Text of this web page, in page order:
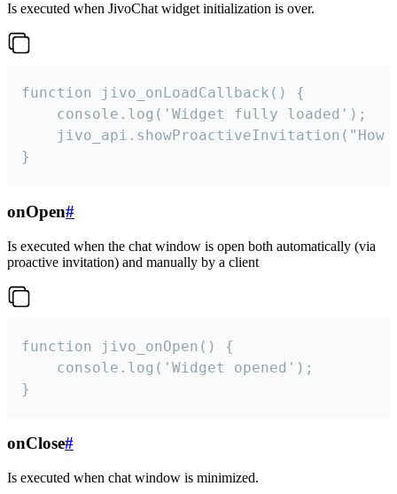
Is executed when JivoChat widget initialization is over.
function jivo_onLoadCallback() {
    console.log('Widget fully loaded');
jivo_api.showProactiveInvitation("How
}
onOpen#
Is executed when the chat window is open both automatically (via
proactive invitation) and manually by a client
function jivo_onOpen() {
    console.log('Widget opened');
}
onClose#
Is executed when chat window is minimized.